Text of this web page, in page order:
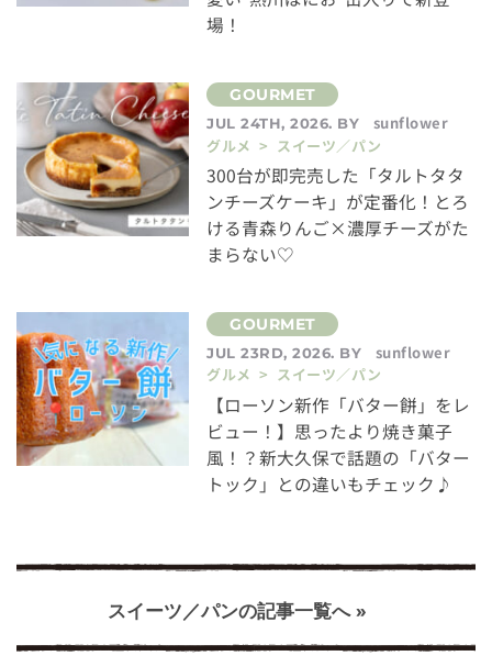
場！
JUL 24TH, 2026. BY
sunflower
グルメ > スイーツ／パン
300台が即完売した「タルトタタ
ンチーズケーキ」が定番化！とろ
ける青森りんご×濃厚チーズがた
まらない♡
JUL 23RD, 2026. BY
sunflower
グルメ > スイーツ／パン
【ローソン新作「バター餅」をレ
ビュー！】思ったより焼き菓子
風！？新大久保で話題の「バター
トック」との違いもチェック♪
スイーツ／パンの記事一覧へ »